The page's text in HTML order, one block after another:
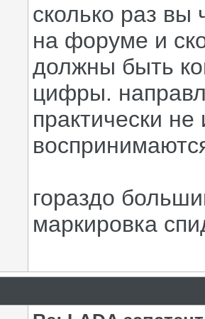
сколько раз вы
на форуме и
должны быть
цифры.
практически
гораздо
маркировка